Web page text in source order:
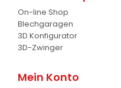
Gabel
Krokodil Gabel und Schaufel
Planierschild
On-line Shop
Blechgaragen
3D Konfigurator
3D-Zwinger
Mein Konto